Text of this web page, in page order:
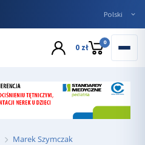
0 zł 0
Marek Szymczak